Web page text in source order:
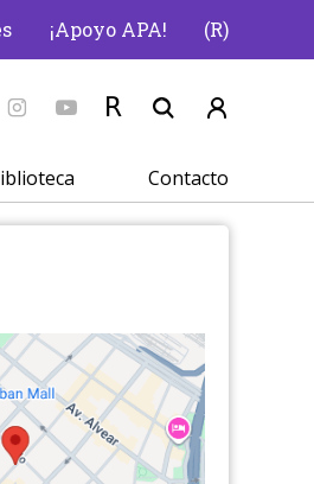
¡Apoyo APA! (R)
Contacto